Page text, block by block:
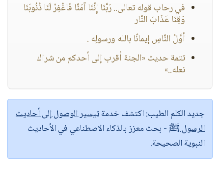
في رحاب قوله تعالى.. رَبَّنَا إِنَّنَا آمَنَّا فَاغْفِرْ لَنَا ذُنُوبَنَا
وَقِنَا عَذَابَ النَّار
أوَّلُ النَّاسِ إيمانًا بالله ورسولِه .
تتمة حديث «الجنة أقرب إلى أحدكم من شراك
نعله..»
جديد الكلم الطيب:اكتشف خدمةتيسير الوصول إلى أحاديث
الرسول ﷺ - بحث معزز بالذكاء الاصطناعي في الأحاديث
النبوية الصحيحة.